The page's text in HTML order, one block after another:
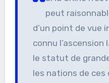
peut
d’un point de vue
connu l’ascension
le statut de
les nations de ces